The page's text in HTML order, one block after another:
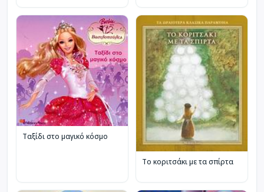
Ταξίδι στο μαγικό κόσμο
Το κοριτσάκι με τα σπίρτα